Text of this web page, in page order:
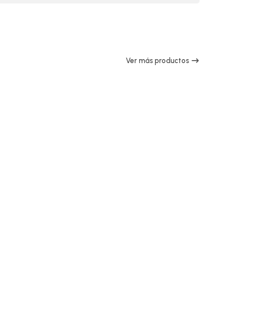
Ver más productos